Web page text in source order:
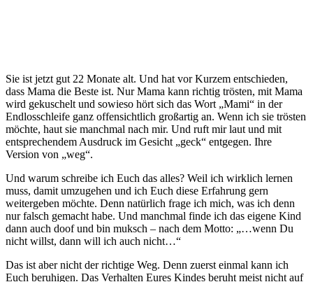
Sie ist jetzt gut 22 Monate alt. Und hat vor Kurzem entschieden,
dass Mama die Beste ist. Nur Mama kann richtig trösten, mit Mama
wird gekuschelt und sowieso hört sich das Wort „Mami“ in der
Endlosschleife ganz offensichtlich großartig an. Wenn ich sie trösten
möchte, haut sie manchmal nach mir. Und ruft mir laut und mit
entsprechendem Ausdruck im Gesicht „geck“ entgegen. Ihre
Version von „weg“.
Und warum schreibe ich Euch das alles? Weil ich wirklich lernen
muss, damit umzugehen und ich Euch diese Erfahrung gern
weitergeben möchte. Denn natürlich frage ich mich, was ich denn
nur falsch gemacht habe. Und manchmal finde ich das eigene Kind
dann auch doof und bin muksch – nach dem Motto: „…wenn Du
nicht willst, dann will ich auch nicht…“
Das ist aber nicht der richtige Weg. Denn zuerst einmal kann ich
Euch beruhigen. Das Verhalten Eures Kindes beruht meist nicht auf